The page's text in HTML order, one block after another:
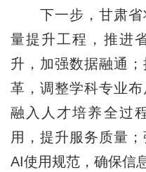
下一步，甘肃省
量提升工程，推进
升，加强数据融通
革，调整学科专业布
融入人才培养全过
用，提升服务质量
AI使用规范，确保信